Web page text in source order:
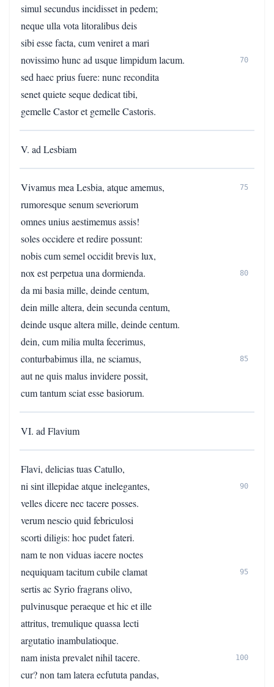
simul secundus incidisset in pedem;
neque ulla vota litoralibus deis
sibi esse facta, cum veniret a mari
novissimo hunc ad usque limpidum lacum.
70
sed haec prius fuere: nunc recondita
senet quiete seque dedicat tibi,
gemelle Castor et gemelle Castoris.
V. ad Lesbiam
Vivamus mea Lesbia, atque amemus, 75
rumoresque senum severiorum
omnes unius aestimemus assis!
soles occidere et redire possunt:
nobis cum semel occidit brevis lux,
nox est perpetua una dormienda.
80
da mi basia mille, deinde centum,
dein mille altera, dein secunda centum,
deinde usque altera mille, deinde centum.
dein, cum milia multa fecerimus,
conturbabimus illa, ne sciamus,
85
aut ne quis malus invidere possit,
cum tantum sciat esse basiorum.
VI. ad Flavium
Flavi, delicias tuas Catullo,
ni sint illepidae atque inelegantes,
90
velles dicere nec tacere posses.
verum nescio quid febriculosi
scorti diligis: hoc pudet fateri.
nam te non viduas iacere noctes
nequiquam tacitum cubile clamat
95
sertis ac Syrio fragrans olivo,
pulvinusque peraeque et hic et ille
attritus, tremulique quassa lecti
argutatio inambulatioque.
nam inista prevalet nihil tacere.
100
cur? non tam latera ecfututa pandas,